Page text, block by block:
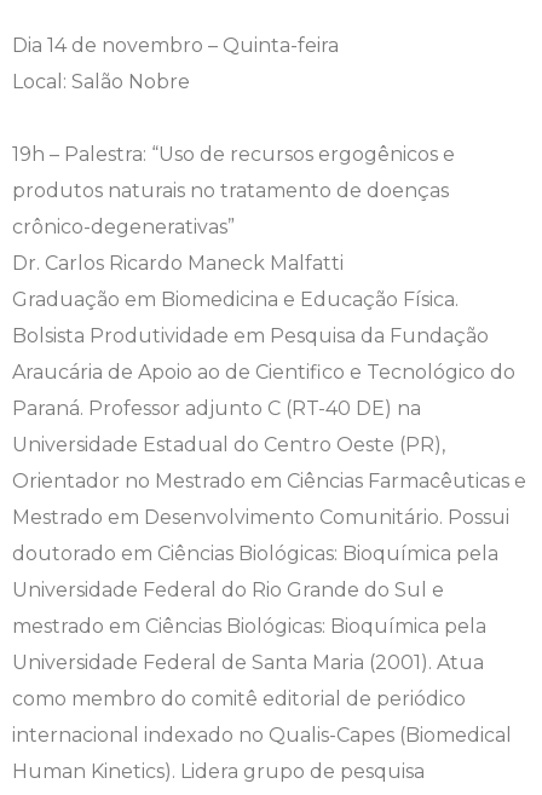
Dia 14 de novembro – Quinta-feira
Local: Salão Nobre
19h – Palestra: “Uso de recursos ergogênicos e
produtos naturais no tratamento de doenças
crônico-degenerativas”
Dr. Carlos Ricardo Maneck Malfatti
Graduação em Biomedicina e Educação Física.
Bolsista Produtividade em Pesquisa da Fundação
Araucária de Apoio ao de Cientifico e Tecnológico do
Paraná. Professor adjunto C (RT-40 DE) na
Universidade Estadual do Centro Oeste (PR),
Orientador no Mestrado em Ciências Farmacêuticas e
Mestrado em Desenvolvimento Comunitário. Possui
doutorado em Ciências Biológicas: Bioquímica pela
Universidade Federal do Rio Grande do Sul e
mestrado em Ciências Biológicas: Bioquímica pela
Universidade Federal de Santa Maria (2001). Atua
como membro do comitê editorial de periódico
internacional indexado no Qualis-Capes (Biomedical
Human Kinetics). Lidera grupo de pesquisa